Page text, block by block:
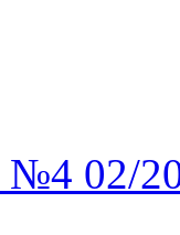
№4 02/